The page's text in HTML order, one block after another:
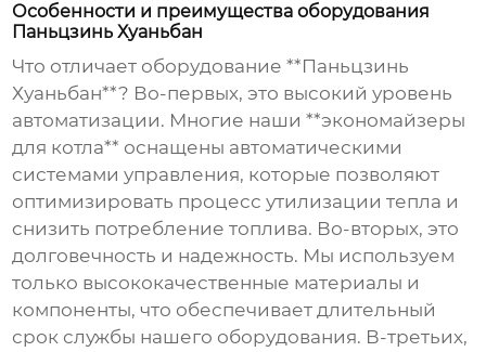
Особенности и преимущества оборудования
Паньцзинь Хуаньбан
Что отличает оборудование **Паньцзинь
Хуаньбан**? Во-первых, это высокий уровень
автоматизации. Многие наши **экономайзеры
для котла** оснащены автоматическими
системами управления, которые позволяют
оптимизировать процесс утилизации тепла и
снизить потребление топлива. Во-вторых, это
долговечность и надежность. Мы используем
только высококачественные материалы и
компоненты, что обеспечивает длительный
срок службы нашего оборудования. В-третьих,